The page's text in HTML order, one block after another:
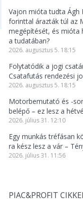
Vajon mióta tudta Ágh
forinttal árazták túl az
megépítését, és mióta
a tudatában?
2026. augusztus 5. 18:15
Folytatódik a jogi
Csatafutás rendezési
2026. augusztus 5. 18:15
Motorbemutató és -
belépő – ez lesz a
2026. július 31. 12:10
Egy munkás tréfásan
ra kész lesz a vár –
2026. július 31. 11:56
PIAC&PROFIT CIKKEI